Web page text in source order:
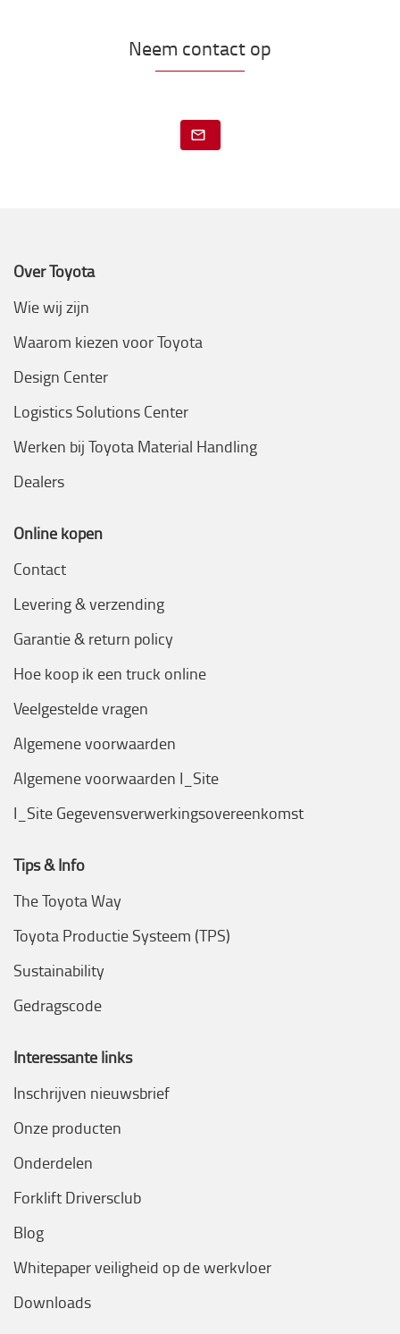
Neem contact op
Over Toyota
Wie wij zijn
Waarom kiezen voor Toyota
Design Center
Logistics Solutions Center
Werken bij Toyota Material Handling
Dealers
Online kopen
Contact
Levering & verzending
Garantie & return policy
Hoe koop ik een truck online
Veelgestelde vragen
Algemene voorwaarden
Algemene voorwaarden I_Site
I_Site Gegevensverwerkingsovereenkomst
Tips & Info
The Toyota Way
Toyota Productie Systeem (TPS)
Sustainability
Gedragscode
Interessante links
Inschrijven nieuwsbrief
Onze producten
Onderdelen
Forklift Driversclub
Blog
Whitepaper veiligheid op de werkvloer
Downloads